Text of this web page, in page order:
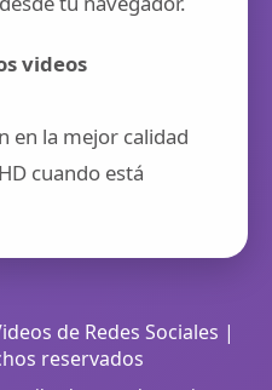
videos
en la mejor calidad
cuando está
de Redes Sociales |
reservados